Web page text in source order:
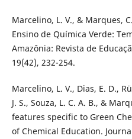
Marcelino, L. V., & Marques,
Ensino de Química Verde:
Amazônia: Revista de
19(42), 232-254.
Marcelino, L. V., Dias, E. D.,
J. S., Souza, L. C. A. B., &
features specific to Green
of Chemical Education.